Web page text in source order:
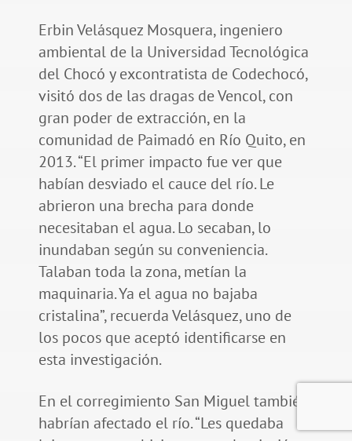
Erbin Velásquez Mosquera, ingeniero
ambiental de la Universidad Tecnológica
del Chocó y excontratista de Codechocó,
visitó dos de las dragas de Vencol, con
gran poder de extracción, en la
comunidad de Paimadó en Río Quito, en
2013. “El primer impacto fue ver que
habían desviado el cauce del río. Le
abrieron una brecha para donde
necesitaban el agua. Lo secaban, lo
inundaban según su conveniencia.
Talaban toda la zona, metían la
maquinaria. Ya el agua no bajaba
cristalina”, recuerda Velásquez, uno de
los pocos que aceptó identificarse en
esta investigación.
En el corregimiento San Miguel también
habrían afectado el río. “Les quedaba